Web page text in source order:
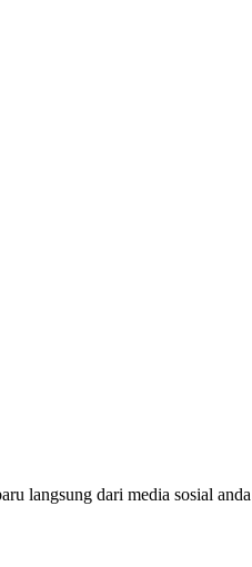
langsung dari media sosial anda